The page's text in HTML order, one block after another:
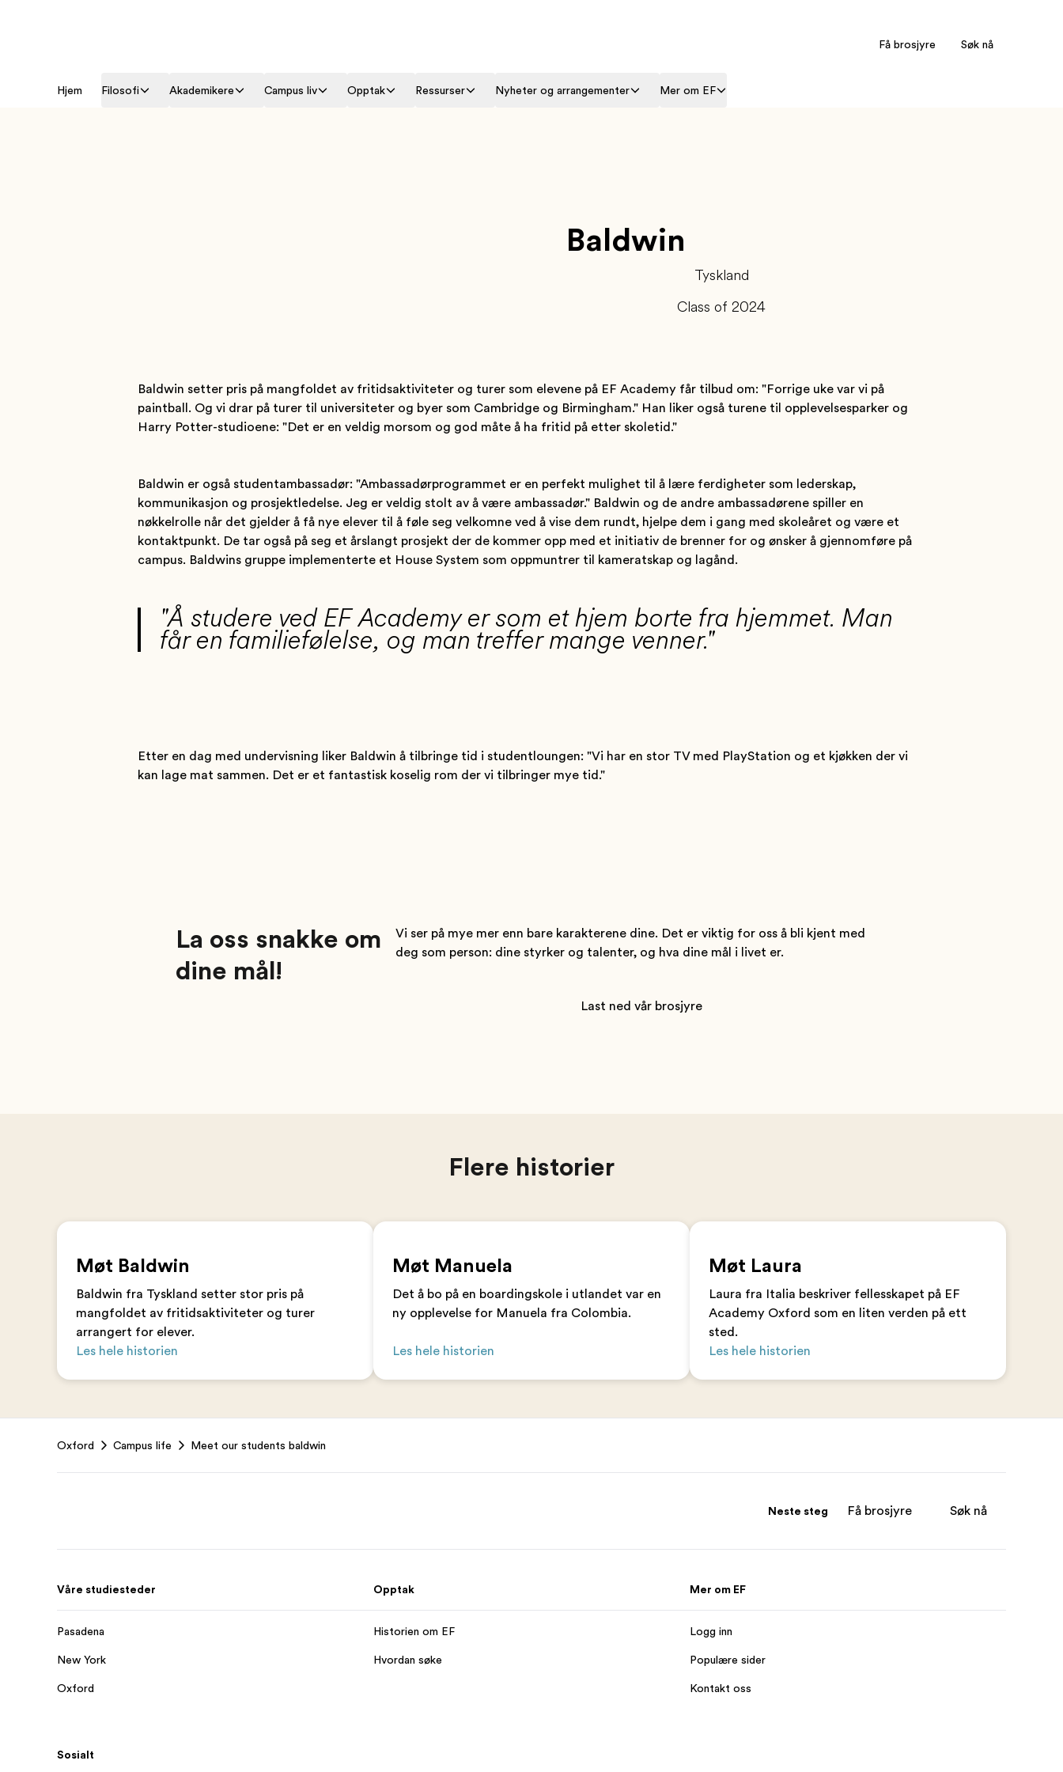
Få brosjyre Søk nå
Hjem Filosofi Akademikere Campus liv Opptak Ressurser Nyheter og arrangementer Mer om EF
Baldwin
Tyskland
Class of 2024
Baldwin setter pris på mangfoldet av fritidsaktiviteter og turer som elevene på EF Academy får tilbud om: "Forrige uke var vi på
paintball. Og vi drar på turer til universiteter og byer som Cambridge og Birmingham." Han liker også turene til opplevelsesparker og
Harry Potter-studioene: "Det er en veldig morsom og god måte å ha fritid på etter skoletid."
Baldwin er også studentambassadør: "Ambassadørprogrammet er en perfekt mulighet til å lære ferdigheter som lederskap,
kommunikasjon og prosjektledelse. Jeg er veldig stolt av å være ambassadør." Baldwin og de andre ambassadørene spiller en
nøkkelrolle når det gjelder å få nye elever til å føle seg velkomne ved å vise dem rundt, hjelpe dem i gang med skoleåret og være et
kontaktpunkt. De tar også på seg et årslangt prosjekt der de kommer opp med et initiativ de brenner for og ønsker å gjennomføre på
campus. Baldwins gruppe implementerte et House System som oppmuntrer til kameratskap og lagånd.
"Å studere ved EF Academy er som et hjem borte fra hjemmet. Man
får en familiefølelse, og man treffer mange venner."
Etter en dag med undervisning liker Baldwin å tilbringe tid i studentloungen: "Vi har en stor TV med PlayStation og et kjøkken der vi
kan lage mat sammen. Det er et fantastisk koselig rom der vi tilbringer mye tid."
La oss snakke om
dine mål!
Vi ser på mye mer enn bare karakterene dine. Det er viktig for oss å bli kjent med
deg som person: dine styrker og talenter, og hva dine mål i livet er.
Last ned vår brosjyre
Flere historier
Møt Baldwin
Baldwin fra Tyskland setter stor pris på
mangfoldet av fritidsaktiviteter og turer
arrangert for elever.
Les hele historien
Møt Manuela
Det å bo på en boardingskole i utlandet var en
ny opplevelse for Manuela fra Colombia.
Les hele historien
Møt Laura
Laura fra Italia beskriver fellesskapet på EF
Academy Oxford som en liten verden på ett
sted.
Les hele historien
Oxford Campus life Meet our students baldwin
Neste steg Få brosjyre Søk nå
Våre studiesteder
Pasadena
New York
Oxford
Opptak
Historien om EF
Hvordan søke
Mer om EF
Logg inn
Populære sider
Kontakt oss
Sosialt